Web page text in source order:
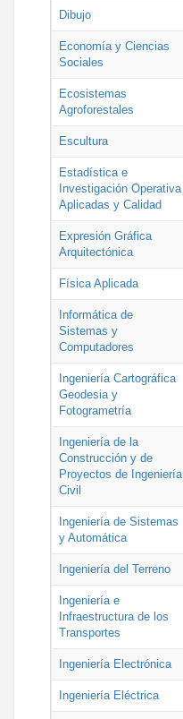
Dibujo
Economía y Ciencias
Sociales
Ecosistemas
Agroforestales
Escultura
Estadística e
Investigación Operativa
Aplicadas y Calidad
Expresión Gráfica
Arquitectónica
Física Aplicada
Informática de
Sistemas y
Computadores
Ingeniería Cartográfica
Geodesia y
Fotogrametría
Ingeniería de la
Construcción y de
Proyectos de Ingeniería
Civil
Ingeniería de Sistemas
y Automática
Ingeniería del Terreno
Ingeniería e
Infraestructura de los
Transportes
Ingeniería Electrónica
Ingeniería Eléctrica